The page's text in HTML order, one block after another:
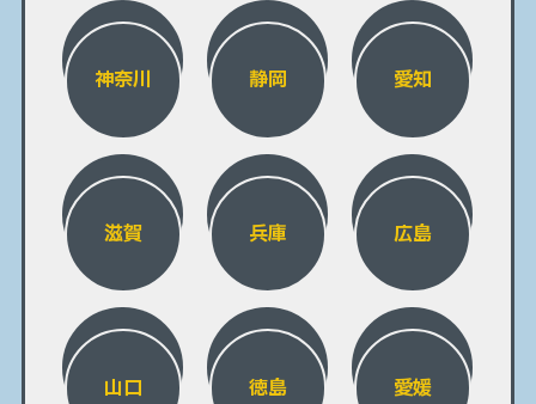
神奈川 静岡 愛知
滋賀 兵庫 広島
山口 徳島 愛媛